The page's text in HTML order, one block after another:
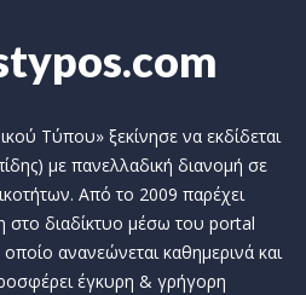
Τύπου» ξεκίνησε να εκδίδεται
με πανελλαδική διανομή σε
Από το 2009 παρέχει
στο διαδίκτυο μέσω του portal
ανανεώνεται καθημερινά και
έγκυρη & γρήγορη